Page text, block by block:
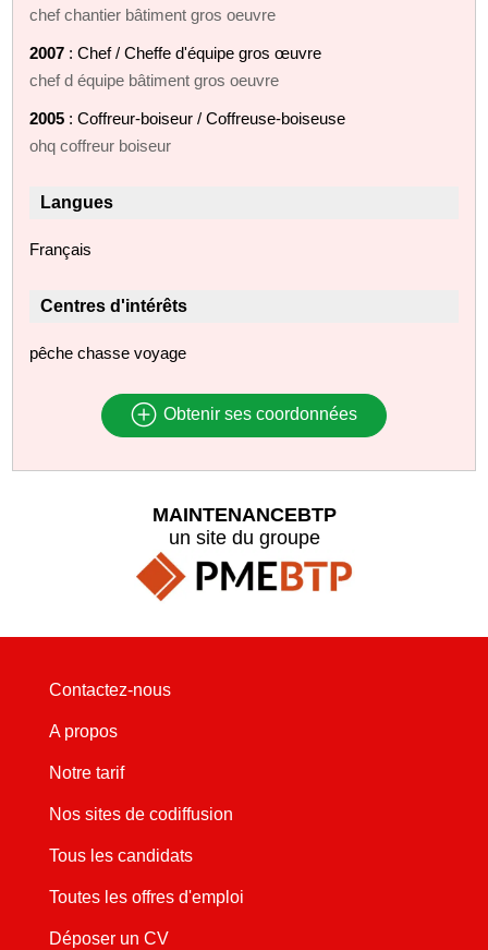
chef chantier bâtiment gros oeuvre
2007 : Chef / Cheffe d'équipe gros œuvre
chef d équipe bâtiment gros oeuvre
2005 : Coffreur-boiseur / Coffreuse-boiseuse
ohq coffreur boiseur
Langues
Français
Centres d'intérêts
pêche chasse voyage
Obtenir ses coordonnées
MAINTENANCEBTP
un site du groupe
Contactez-nous
A propos
Notre tarif
Nos sites de codiffusion
Tous les candidats
Toutes les offres d'emploi
Déposer un CV